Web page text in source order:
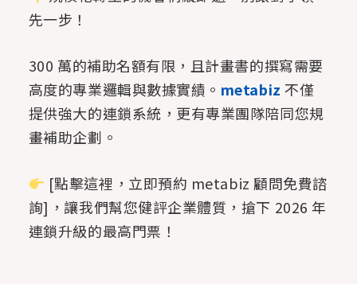
先一步！
300 萬的補助名額有限，且計畫書的撰寫需要
高度的專業邏輯與數據實績。 metabiz 不僅
提供強大的連鎖系統，更有專業團隊陪同您規
畫補助企劃。
[點擊這裡，立即預約 metabiz 顧問免費諮
詢]，讓我們幫您健評企業體質，搶下 2026 年
連鎖升級的最高門票！